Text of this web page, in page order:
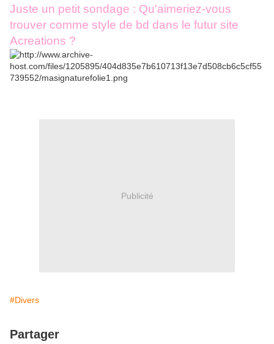
Juste un petit sondage : Qu'aimeriez-vous
trouver comme style de bd dans le futur site
Acreations ?
Publicité
#Divers
Partager